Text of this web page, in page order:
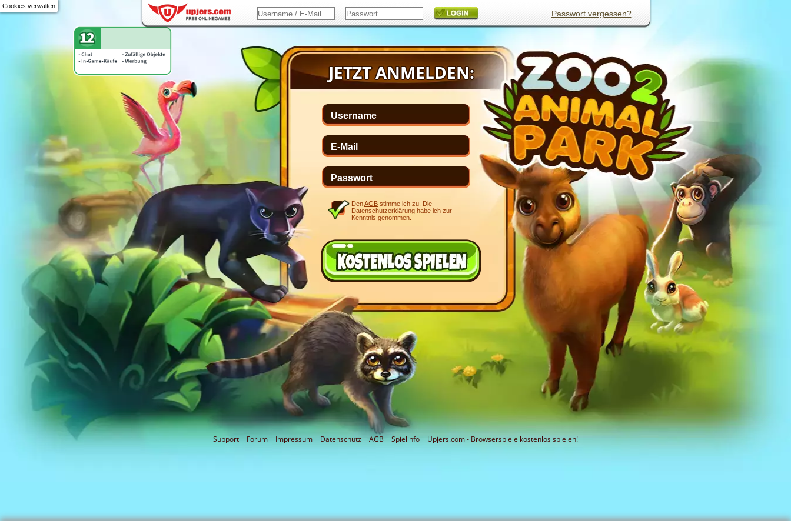
Passwort vergessen?
Support Forum Impressum Datenschutz AGB Spielinfo Upjers.com - Browserspiele kostenlos spielen!
DenAGB stimme ich zu. Die
Datenschutzerklärung habe ich zur
Kenntnis genommen.
Cookies verwalten